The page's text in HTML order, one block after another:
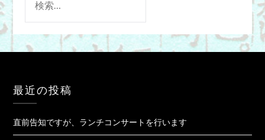
索:
最近の投稿
直前告知ですが、ランチコンサートを行います